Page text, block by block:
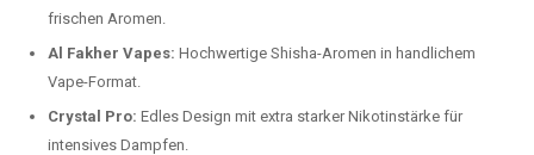
frischen Aromen.
Al Fakher Vapes: Hochwertige Shisha-Aromen in handlichem
Vape-Format.
Crystal Pro: Edles Design mit extra starker Nikotinstärke für
intensives Dampfen.